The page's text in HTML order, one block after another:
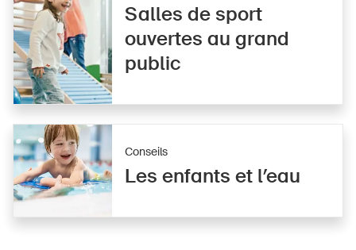
DE FR IT EN
Page d'accueil
S'abonner à la newsletter
Salles de sport
ouvertes au grand
public
Conseils
Les enfants et l’eau